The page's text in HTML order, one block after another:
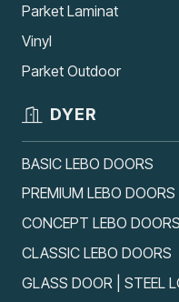
Parket Laminat
Vinyl
Parket Outdoor
DYER
BASIC LEBO DOORS
PREMIUM LEBO DOORS
CONCEPT LEBO DOORS
CLASSIC LEBO DOORS
GLASS DOOR | STEEL